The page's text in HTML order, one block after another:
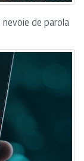
nevoie de parola